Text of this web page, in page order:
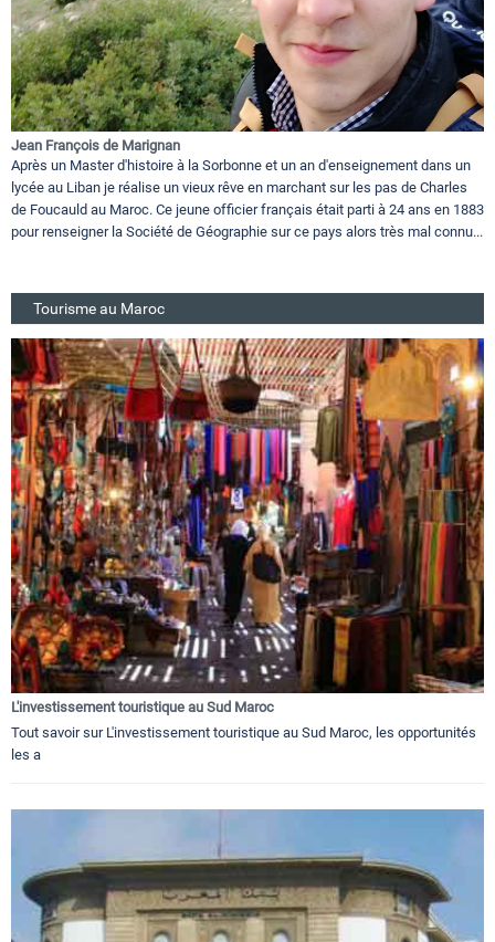
Jean François de Marignan
Après un Master d'histoire à la Sorbonne et un an d'enseignement dans un
lycée au Liban je réalise un vieux rêve en marchant sur les pas de Charles
de Foucauld au Maroc. Ce jeune officier français était parti à 24 ans en 1883
pour renseigner la Société de Géographie sur ce pays alors très mal connu...
Tourisme au Maroc
L'investissement touristique au Sud Maroc
Tout savoir sur L'investissement touristique au Sud Maroc, les opportunités
les a